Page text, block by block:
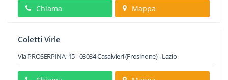
Chiama Mappa
Coletti Virle
Via PROSERPINA, 15-03034Casalvieri(Frosinone) -Lazio